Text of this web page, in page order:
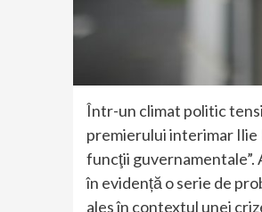
Într-un climat politic
premierului interimar Ilie
funcţii
în evidență o serie de
ales în contextul unei